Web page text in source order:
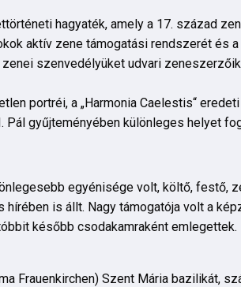
hagyaték, amely a 17. század
aktív zene támogatási rendszerét és
szenvedélyüket udvari
portréi, a „Harmonia Caelestis“
Pál gyűjteményében különleges helyet
egyénisége volt, költő, festő,
is állt. Nagy támogatója volt a
később csodakamraként
Frauenkirchen) Szent Mária bazilikát,